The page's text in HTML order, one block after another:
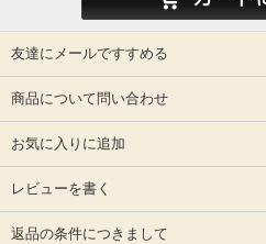
友達にメールですすめる
商品について問い合わせ
お気に入りに追加
レビューを書く
返品の条件につきまして